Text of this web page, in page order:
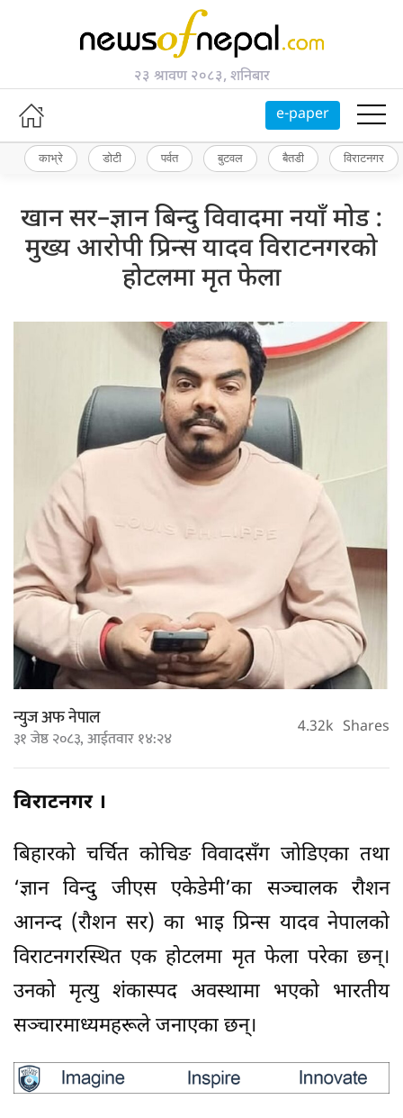
२३ श्रावण २०८३, शनिबार
e-paper
काभ्रे डोटी पर्वत बुटवल बैतडी विराटनगर
खान सर–ज्ञान बिन्दु विवादमा नयाँ मोड :
मुख्य आरोपी प्रिन्स यादव विराटनगरको
होटलमा मृत फेला
न्युज अफ नेपाल
३१ जेष्ठ २०८३, आईतवार १४:२४ 4.32k Shares
विराटनगर ।
बिहारको चर्चित कोचिङ विवादसँग जोडिएका तथा
‘ज्ञान विन्दु जीएस एकेडेमी’का सञ्चालक रौशन
आनन्द (रौशन सर) का भाइ प्रिन्स यादव नेपालको
विराटनगरस्थित एक होटलमा मृत फेला परेका छन्।
उनको मृत्यु शंकास्पद अवस्थामा भएको भारतीय
सञ्चारमाध्यमहरूले जनाएका छन्।